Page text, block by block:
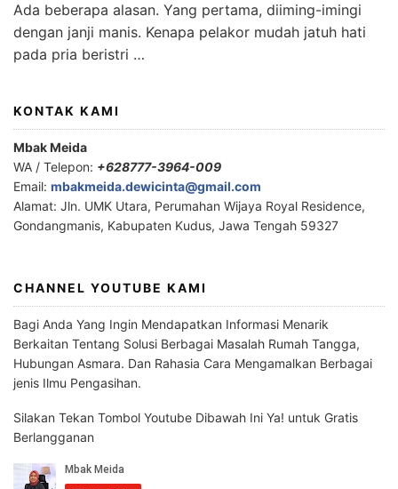
Ada beberapa alasan. Yang pertama, diiming-imingi
dengan janji manis. Kenapa pelakor mudah jatuh hati
pada pria beristri …
KONTAK KAMI
Mbak Meida
WA / Telepon: +628777-3964-009
Email: mbakmeida.dewicinta@gmail.com
Alamat: Jln. UMK Utara, Perumahan Wijaya Royal Residence,
Gondangmanis, Kabupaten Kudus, Jawa Tengah 59327
CHANNEL YOUTUBE KAMI
Bagi Anda Yang Ingin Mendapatkan Informasi Menarik
Berkaitan Tentang Solusi Berbagai Masalah Rumah Tangga,
Hubungan Asmara. Dan Rahasia Cara Mengamalkan Berbagai
jenis Ilmu Pengasihan.
Silakan Tekan Tombol Youtube Dibawah Ini Ya! untuk Gratis
Berlangganan